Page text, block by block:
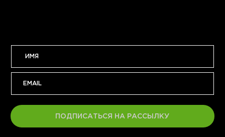
ПОДПИСАТЬСЯ НА РАССЫЛКУ